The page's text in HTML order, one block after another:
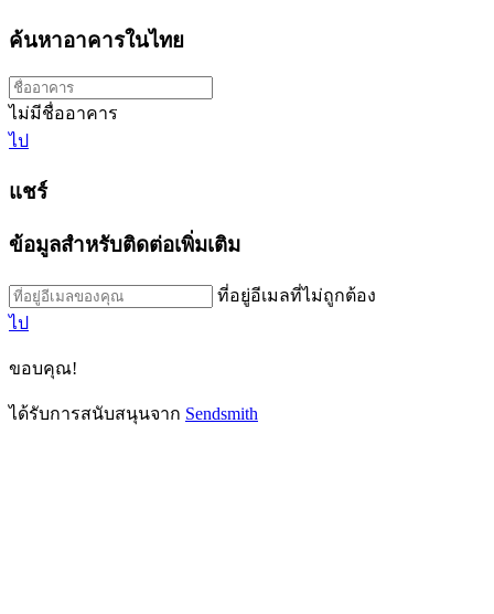
ค้นหาอาคารในไทย
ไม่มีชื่ออาคาร
ไป
แชร์
ข้อมูลสำหรับติดต่อเพิ่มเติม
ที่อยู่อีเมลที่ไม่ถูกต้อง
ไป
ขอบคุณ!
ได้รับการสนับสนุนจาก Sendsmith